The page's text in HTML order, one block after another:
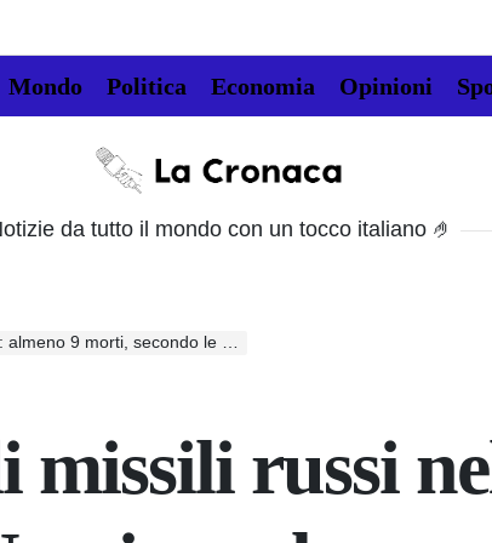
Mondo Politica Economia Opinioni
La
da tutto il mondo con un tocco italiano 🤌
9 morti, secondo le autorità
missili russi